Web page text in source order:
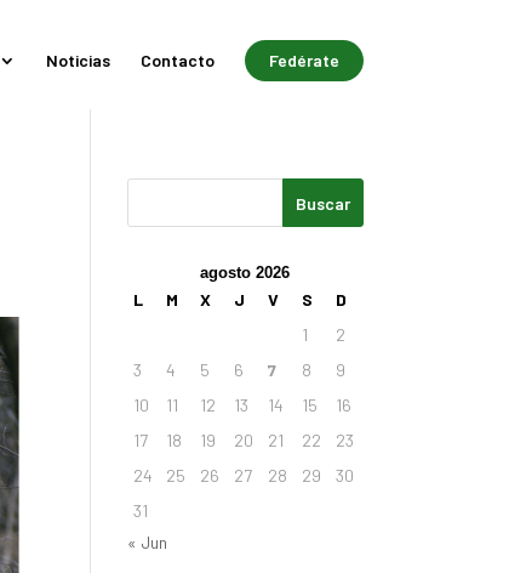
Noticias Contacto Fedérate
agosto 2026
L M X J V S
D
1
2
3
4 5 6 7 8
9
10
11 12 13 14 15
16
17
18 19 20 21 22
23
24
25 26 27 28 29
30
31
« Jun